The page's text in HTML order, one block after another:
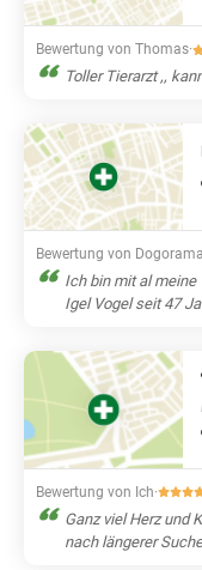
Bewertung von Thomas·
Toller Tierarzt ,,
Bewertung von
Ich bin mit al meine
Igel Vogel seit 47
Bewertung von Ich·
Ganz viel Herz und
nach längerer